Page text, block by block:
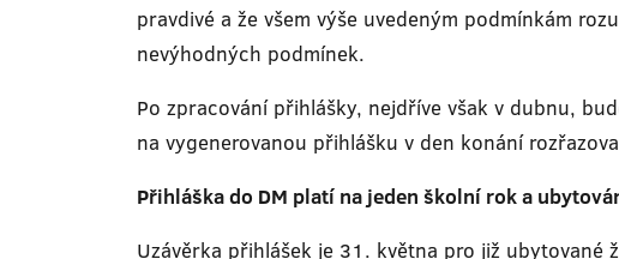
pravdivé a že všem výše uvedeným podmínkám
nevýhodných podmínek.
Po zpracování přihlášky, nejdříve však v dubnu,
na vygenerovanou přihlášku v den konání
Přihláška do DM platí na jeden školní rok a
Uzávěrka přihlášek je 31. května pro již